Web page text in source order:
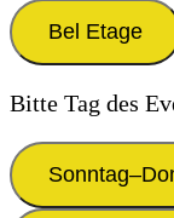
Bel Etage
Bitte Tag des